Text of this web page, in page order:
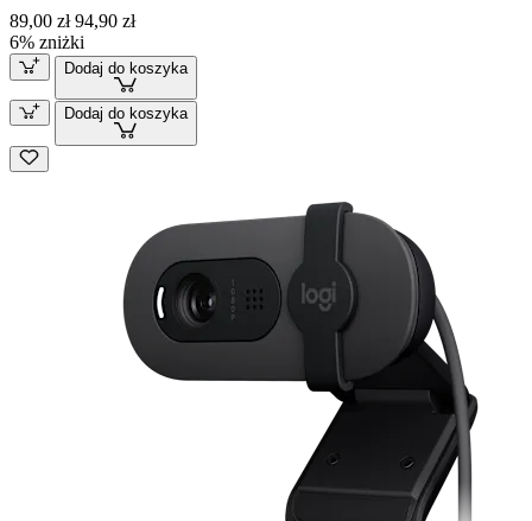
89,00 zł 94,90 zł
6% zniżki
Dodaj do koszyka
Dodaj do koszyka